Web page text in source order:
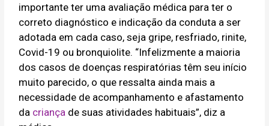
importante ter uma avaliação médica para ter o
correto diagnóstico e indicação da conduta a ser
adotada em cada caso, seja gripe, resfriado, rinite,
Covid-19 ou bronquiolite. “Infelizmente a maioria
dos casos de doenças respiratórias têm seu início
muito parecido, o que ressalta ainda mais a
necessidade de acompanhamento e afastamento
da criança de suas atividades habituais”, diz a